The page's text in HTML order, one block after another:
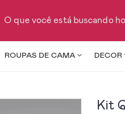
ROUPAS DE CAMA DECOR
Kit